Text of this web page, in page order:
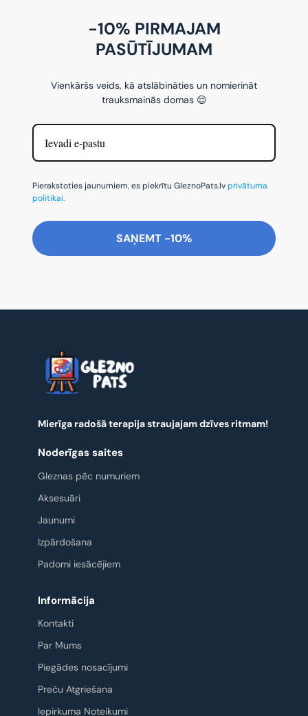
-10% PIRMAJAM
PASŪTĪJUMAM
Vienkāršs veids, kā atslābināties un nomierināt
trauksmainās domas 😌
Pierakstoties jaunumiem, es piekrītu GleznoPats.lvprivātuma
politikai.
SAŅEMT -10%
Mierīga radošā terapija straujajam dzīves ritmam!
Noderīgas saites
Gleznas pēc numuriem
Aksesuāri
Jaunumi
Izpārdošana
Padomi iesācējiem
Informācija
Kontakti
Par Mums
Piegādes nosacījumi
Preču Atgriešana
Iepirkuma Noteikumi